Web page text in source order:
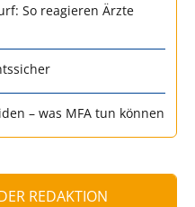
So reagieren Ärzte
– was MFA tun können
REDAKTION